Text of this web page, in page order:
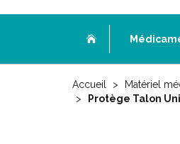
Accueil Matériel
Protège Talon